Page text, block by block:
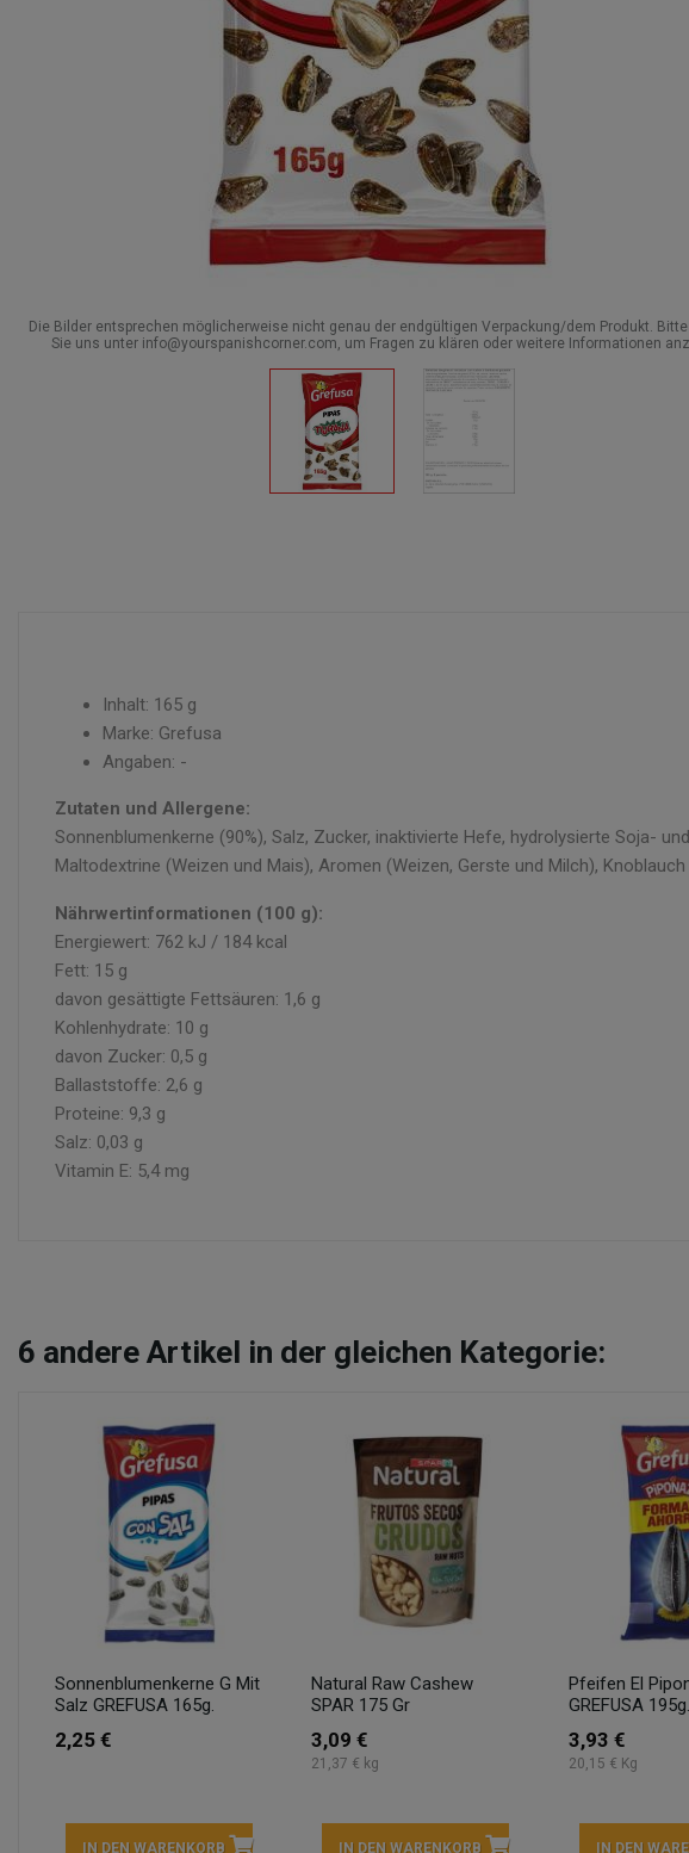
Die Bilder entsprechen möglicherweise nicht genau der endgültigen Verpackung/dem Produkt.
Sie uns unter info@yourspanishcorner.com, um Fragen zu klären oder weitere Informationen
Inhalt: 165 g
Marke: Grefusa
Angaben: -
Zutaten und Allergene:
Sonnenblumenkerne (90%), Salz, Zucker, inaktivierte Hefe, hydrolysierte Soja-
Maltodextrine (Weizen und Mais), Aromen (Weizen, Gerste und Milch),
Nährwertinformationen (100 g):
Energiewert: 762 kJ / 184 kcal
Fett: 15 g
davon gesättigte Fettsäuren: 1,6 g
Kohlenhydrate: 10 g
davon Zucker: 0,5 g
Ballaststoffe: 2,6 g
Proteine: 9,3 g
Salz: 0,03 g
Vitamin E: 5,4 mg
6 andere Artikel in der gleichen Kategorie:
Sonnenblumenkerne G Mit
Salz GREFUSA 165g.
2,25 €
IN DEN WARENKORB
Natural Raw Cashew
SPAR 175 Gr
3,09 €
21,37 € kg
IN DEN WARENKORB
Pfeifen El
GREFUSA 195g.
3,93 €
20,15 € Kg
IN DEN